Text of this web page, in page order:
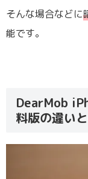
そんな場合などに
能です。
DearMob
料版の違い